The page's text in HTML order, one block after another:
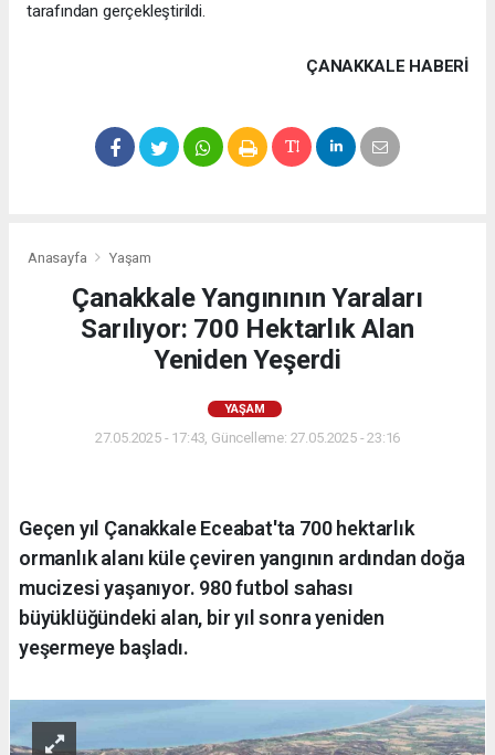
tarafından gerçekleştirildi.
ÇANAKKALE HABERİ
Anasayfa Yaşam
Çanakkale Yangınının Yaraları
Sarılıyor: 700 Hektarlık Alan
Yeniden Yeşerdi
YAŞAM
27.05.2025 - 17:43, Güncelleme: 27.05.2025 - 23:16
Geçen yıl Çanakkale Eceabat'ta 700 hektarlık
ormanlık alanı küle çeviren yangının ardından doğa
mucizesi yaşanıyor. 980 futbol sahası
büyüklüğündeki alan, bir yıl sonra yeniden
yeşermeye başladı.